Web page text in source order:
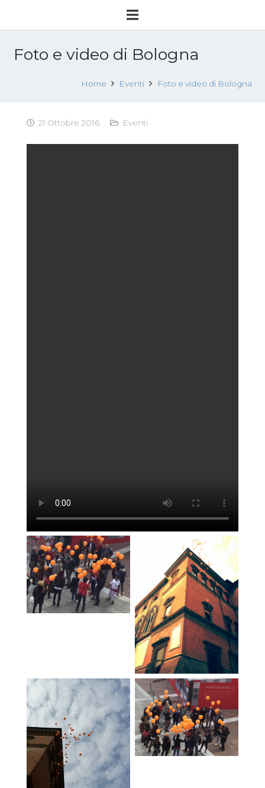
Foto e video di Bologna
Home Eventi Foto e video di Bologna
21 Ottobre 2016 Eventi